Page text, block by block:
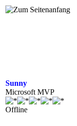
Sunny
Microsoft MVP
Offline